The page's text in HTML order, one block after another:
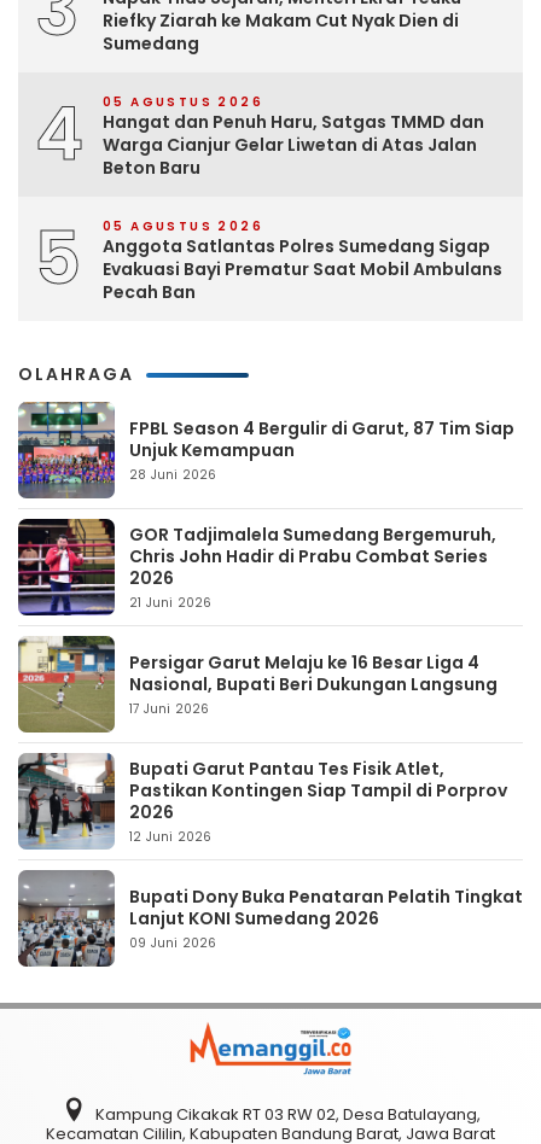
Riefky Ziarah ke Makam Cut Nyak Dien di
Sumedang
4 05 AGUSTUS 2026
Hangat dan Penuh Haru, Satgas TMMD dan
Warga Cianjur Gelar Liwetan di Atas Jalan
Beton Baru
5 05 AGUSTUS 2026
Anggota Satlantas Polres Sumedang Sigap
Evakuasi Bayi Prematur Saat Mobil Ambulans
Pecah Ban
OLAHRAGA
FPBL Season 4 Bergulir di Garut, 87 Tim Siap
Unjuk Kemampuan
28 Juni 2026
GOR Tadjimalela Sumedang Bergemuruh,
Chris John Hadir di Prabu Combat Series
2026
21 Juni 2026
Persigar Garut Melaju ke 16 Besar Liga 4
Nasional, Bupati Beri Dukungan Langsung
17 Juni 2026
Bupati Garut Pantau Tes Fisik Atlet,
Pastikan Kontingen Siap Tampil di Porprov
2026
12 Juni 2026
Bupati Dony Buka Penataran Pelatih Tingkat
Lanjut KONI Sumedang 2026
09 Juni 2026
Kampung Cikakak RT 03 RW 02, Desa Batulayang,
Kecamatan Cililin, Kabupaten Bandung Barat, Jawa Barat